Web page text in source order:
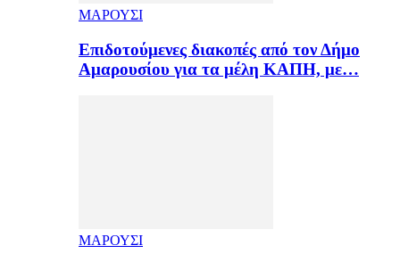
ΜΑΡΟΥΣΙ
Επιδοτούμενες διακοπές από τον Δήμο
Αμαρουσίου για τα μέλη ΚΑΠΗ, με…
ΜΑΡΟΥΣΙ